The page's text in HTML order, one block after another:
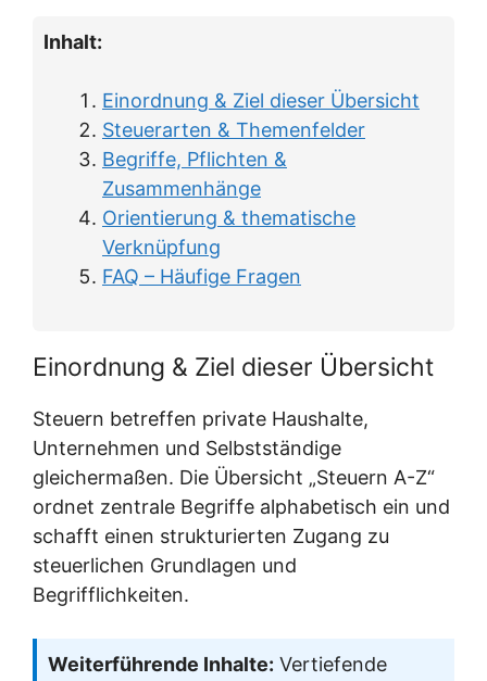
Inhalt:
Einordnung & Ziel dieser Übersicht
Steuerarten & Themenfelder
Begriffe, Pflichten &
Zusammenhänge
Orientierung & thematische
Verknüpfung
FAQ – Häufige Fragen
Einordnung & Ziel dieser Übersicht
Steuern betreffen private Haushalte,
Unternehmen und Selbstständige
gleichermaßen. Die Übersicht „Steuern A-Z“
ordnet zentrale Begriffe alphabetisch ein und
schafft einen strukturierten Zugang zu
steuerlichen Grundlagen und
Begrifflichkeiten.
Weiterführende Inhalte: Vertiefende